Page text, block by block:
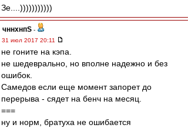
Зе....)))))))))))
чннхнпS -
31 июл 2017 20:11
не гоните на кэпа.
не шедеврально, но вполне надежно и без
ошибок.
Самедов если еще момент запорет до
перерыва - сядет на бенч на месяц.
===
ну и норм, братуха не ошибается